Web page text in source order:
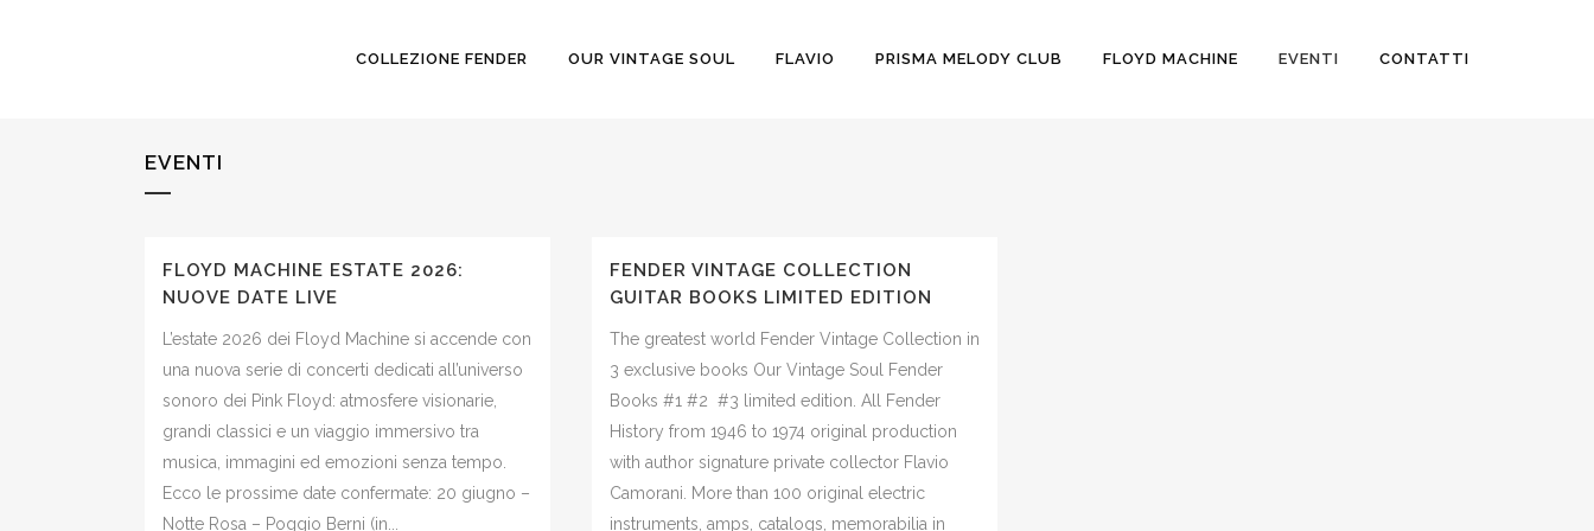
COLLEZIONE FENDER OUR VINTAGE SOUL FLAVIO PRISMA MELODY CLUB FLOYD MACHINE EVENTI CONTATTI
EVENTI
FLOYD MACHINE ESTATE 2026:
NUOVE DATE LIVE
L’estate 2026 dei Floyd Machine si accende con
una nuova serie di concerti dedicati all’universo
sonoro dei Pink Floyd: atmosfere visionarie,
grandi classici e un viaggio immersivo tra
musica, immagini ed emozioni senza tempo.
Ecco le prossime date confermate: 20 giugno –
Notte Rosa – Poggio Berni (in...
FENDER VINTAGE COLLECTION
GUITAR BOOKS LIMITED EDITION
The greatest world Fender Vintage Collection in
3 exclusive books Our Vintage Soul Fender
Books #1 #2 #3 limited edition. All Fender
History from 1946 to 1974 original production
with author signature private collector Flavio
Camorani. More than 100 original electric
instruments, amps, catalogs, memorabilia in